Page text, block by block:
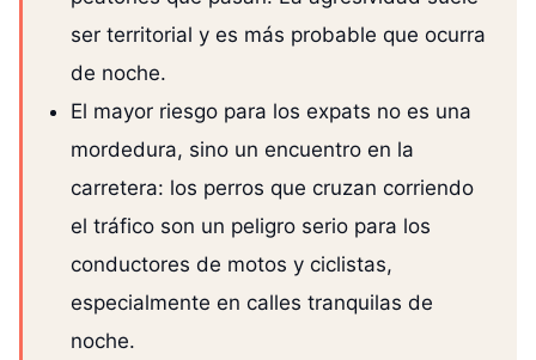
ser territorial y es más probable que ocurra
de noche.
El mayor riesgo para los expats no es una
mordedura, sino un encuentro en la
carretera: los perros que cruzan corriendo
el tráfico son un peligro serio para los
conductores de motos y ciclistas,
especialmente en calles tranquilas de
noche.